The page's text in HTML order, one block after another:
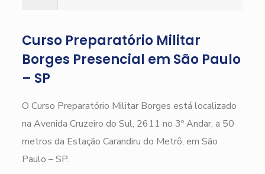
Curso Preparatório Militar
Borges Presencial em São Paulo
– SP
O Curso Preparatório Militar Borges está localizado
na Avenida Cruzeiro do Sul, 2611 no 3º Andar, a 50
metros da Estação Carandiru do Metrô, em São
Paulo – SP.